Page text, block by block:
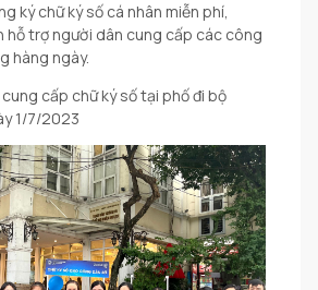
ký chữ ký số cá nhân miễn phí,
hỗ trợ người dân cung cấp các công
hàng ngày.
cấp chữ ký số tại phố đi bộ
1/7/2023